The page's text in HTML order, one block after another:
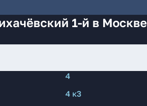
1-й в Москве
4
4 к3